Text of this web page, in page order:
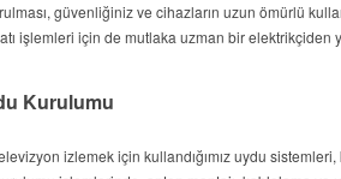
güvenliğiniz ve cihazların uzun ömürlü
işlemleri için de mutlaka uzman bir elektrikçiden
Kurulumu
izlemek için kullandığımız uydu